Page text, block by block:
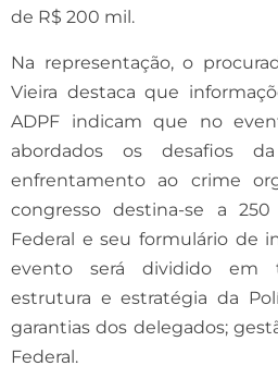
de R$ 200 mil.
Na representação, o
Vieira destaca que
ADPF indicam que no
abordados os desafios
enfrentamento ao crime
congresso destina-se a
Federal e seu formulário de
evento será dividido em
estrutura e estratégia da
garantias dos delegados;
Federal.